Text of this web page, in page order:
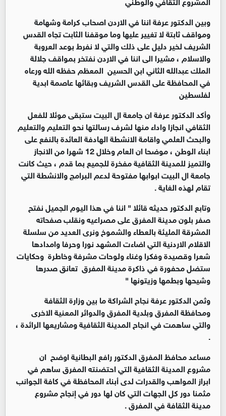
وبين الدكتور عرفة اننا في الاردن اصحاب كرامة وشهامة
ومواقف ثابتة لا تغيير عليها وما موقفنا الثابت تجاه القدس
الشريف لخير دليل على ذلك والتي لا نفرط بوعد العروبة
والاسلام ، مشيرا الى اننا في الاردن نفتخر بمواقف جلالة
الملك عبدالله الثاني ابن الحسين المعظم حفظه الله ورعاه
في المحافظة على القدس الشريف وبقائها عاصمة ابدية
لفلسطين
وأكد الدكتور عرفة ان جامعة ال البيت ستبقى موئلا للفعل
الثقافي انجازا واداء منها لشرف رسالتها نحو التعليم والتعليم
والبحث العلمي واقامة الانشطة الهادفة العائدة بالنفع على
ابناء الوطن ، موضحا ان العام وخلال 12 شهرا من الانجاز
والتميز للمدينة الثقافية مفخرة للجميع بما قدم ، حيث كانت
جامعة ال البيت ابوابها مفتوحة لدعم البرامج والانشطة التي
تقام لهذه الغاية .
وتابع الدكتور حديثه قائلا " اننا في هذا اليوم الجميل نفتح
صفر بلون مدينة المفرق على مصراعيه ونقلب صفحاته
المشرقة المليئة بالعطاء والشموخ ونرى العديد من سلسلة
الاقلام الاردنية التي اضاءت المشهد نورا وحرفا وامدادها
شعرا وقصيدة وفكرا وغناء ولوحات مشرفة وخاطرة وحكايات
ستضل محفورة في ذاكرة مدينة المفرق تعانق صدرها
وشيحها وبطمها وزيتونها "
وثمن الدكتور عرفة نجاح الشراكة ما بين وزارة الثقافة
ومحافظة المفرق وبلدية المفرق والدوائر المعنية الاخرى
والتي ساهمت في انجاح المدينة الثقافية ومشاريعها الرائدة ،
.
مساعد محافظ المفرق الدكتور رافع البطانية اوضح ان
مشروع المدينة الثقافية التي احتضنته المفرق ساهم في
ابراز المواهب والقدرات لدى أبناء المحافظة في كافة الجوانب
مثمنا دور كل الجهات التي كان لها دور في إنجاح مشروع
مدينة الثقافة في المفرق .